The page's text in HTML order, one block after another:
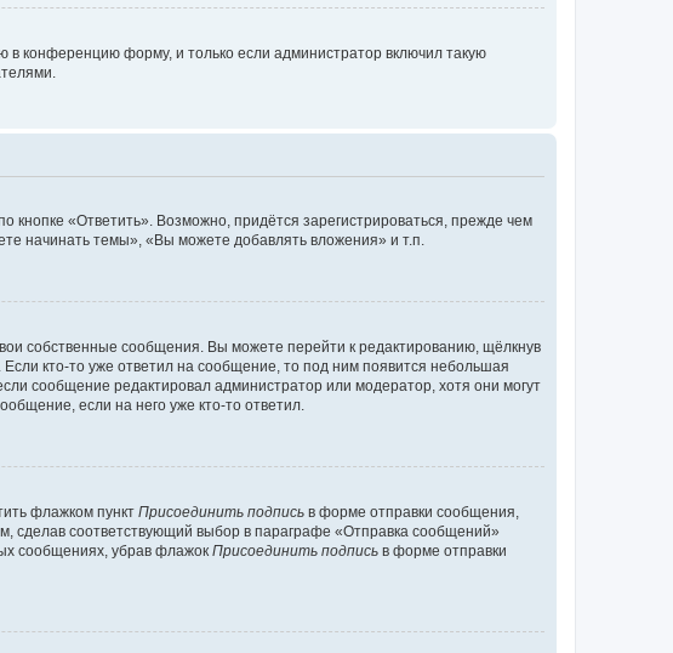
в конференцию форму, и только если администратор включил такую
«Ответить». Возможно, придётся зарегистрироваться, прежде чем
начинать темы», «Вы можете добавлять вложения» и т.п.
собственные сообщения. Вы можете перейти к редактированию, щёлкнув
кто-то уже ответил на сообщение, то под ним появится небольшая
сообщение редактировал администратор или модератор, хотя они могут
если на него уже кто-то ответил.
флажком пункт Присоединить подпись в форме отправки сообщения,
сделав соответствующий выбор в параграфе «Отправка сообщений»
сообщениях, убрав флажок Присоединить подпись в форме отправки